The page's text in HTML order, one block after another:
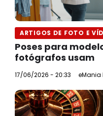
ARTIGOS DE FOTO E
Poses para
fotógrafos usam
17/06/2026 - 20:33 eMania